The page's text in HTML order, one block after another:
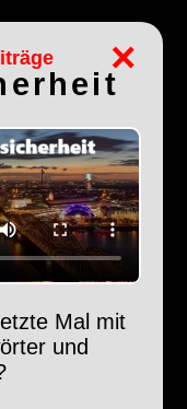
×
Mal mit
und